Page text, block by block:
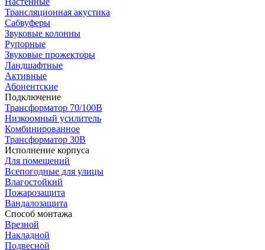
Трансляционная акустика
Сабвуферы
Звуковые колонны
Рупорные
Звуковые прожекторы
Ландшафтные
Активные
Абонентские
Подключение
Трансформатор 70/100В
Низкоомный усилитель
Комбинированное
Трансформатор 30В
Исполнение корпуса
Для помещений
Всепогодные для улицы
Влагостойкий
Пожарозащита
Вандалозащита
Способ монтажа
Врезной
Накладной
Подвесной